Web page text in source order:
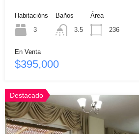
Habitacións
3
Baños
3.5
Área
236
En Venta
$395,000
Destacado